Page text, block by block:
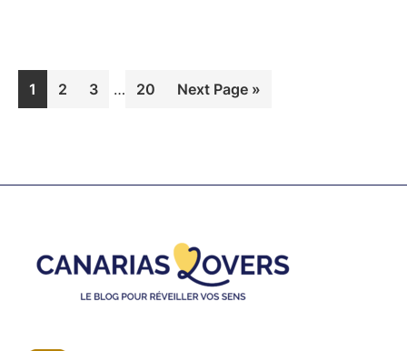
Page
1 Page
2 Page
3
Interim
… Page
20
Go
Next Page »
Footer